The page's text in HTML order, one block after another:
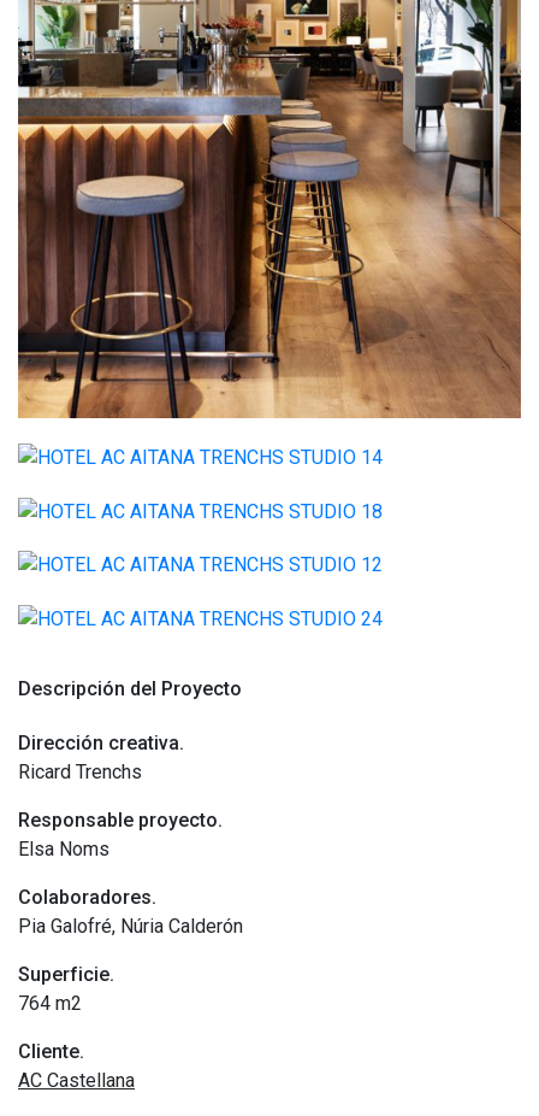
Descripción del Proyecto
Dirección creativa.
Ricard Trenchs
Responsable proyecto.
Elsa Noms
Colaboradores.
Pia Galofré, Núria Calderón
Superficie.
764 m2
Cliente.
AC Castellana